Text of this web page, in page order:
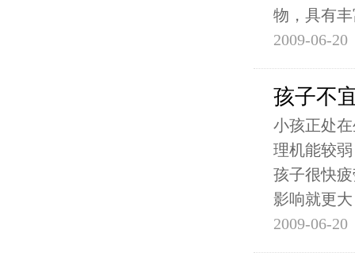
物，具有
2009-06-20
孩子不
小孩正处
理机能较
孩子很快
影响就更
2009-06-20